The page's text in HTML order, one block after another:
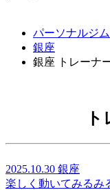
パーソナルジ
銀座
銀座 トレーナ
2025.10.30 銀座
楽しく動いてみるみ